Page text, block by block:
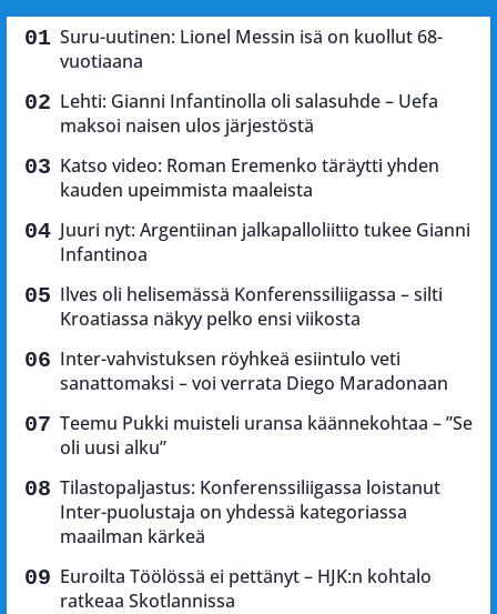
Suru-uutinen: Lionel Messin isä on kuollut 68-
vuotiaana
Lehti: Gianni Infantinolla oli salasuhde – Uefa
maksoi naisen ulos järjestöstä
Katso video: Roman Eremenko täräytti yhden
kauden upeimmista maaleista
Juuri nyt: Argentiinan jalkapalloliitto tukee Gianni
Infantinoa
Ilves oli helisemässä Konferenssiliigassa – silti
Kroatiassa näkyy pelko ensi viikosta
Inter-vahvistuksen röyhkeä esiintulo veti
sanattomaksi – voi verrata Diego Maradonaan
Teemu Pukki muisteli uransa käännekohtaa – ”Se
oli uusi alku”
Tilastopaljastus: Konferenssiliigassa loistanut
Inter-puolustaja on yhdessä kategoriassa
maailman kärkeä
Euroilta Töölössä ei pettänyt – HJK:n kohtalo
ratkeaa Skotlannissa